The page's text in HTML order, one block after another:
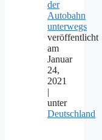
der
Autobahn
unterwegs
veröffentlicht
am
Januar
24,
2021
|
unter
Deutschland